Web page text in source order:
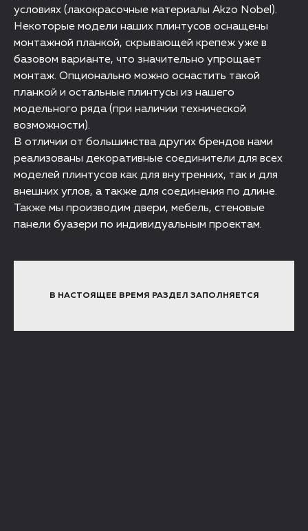
условиях (лакокрасочные материалы Akzo Nobel).
Некоторые модели наших плинтусов оснащены
монтажной планкой, скрывающей крепеж уже в
базовом варианте, что значительно упрощает
монтаж. Опционально можно оснастить такой
планкой и остальные плинтусы из нашего
модельного ряда (при наличии технической
возможности).
В отличии от большинства других брендов нами
реализованы декоративные соединители для всех
моделей плинтусов как для внутренних, так и для
внешних углов, а также для соединения по длине.
Также мы производим двери, мебель, стеновые
панели буазери по индивидуальным проектам.
В НАСТОЯЩЕЕ ВРЕМЯ РАЗДЕЛ ЗАПОЛНЯЕТСЯ